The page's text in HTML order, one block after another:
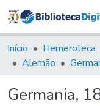
Início Hemeroteca
Alemão
Germania,